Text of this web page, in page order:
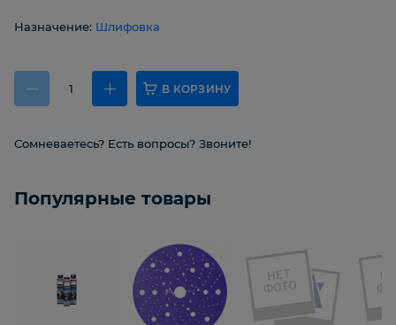
Назначение: Шлифовка
В КОРЗИНУ
Сомневаетесь? Есть вопросы? Звоните!
Популярные товары